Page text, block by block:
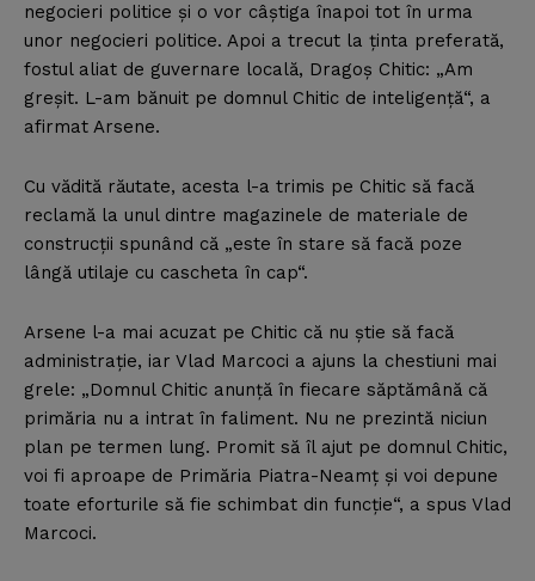
negocieri politice şi o vor câştiga înapoi tot în urma
unor negocieri politice. Apoi a trecut la ţinta preferată,
fostul aliat de guvernare locală, Dragoş Chitic: „Am
greşit. L-am bănuit pe domnul Chitic de inteligenţă“, a
afirmat Arsene.
Cu vădită răutate, acesta l-a trimis pe Chitic să facă
reclamă la unul dintre magazinele de materiale de
construcţii spunând că „este în stare să facă poze
lângă utilaje cu cascheta în cap“.
Arsene l-a mai acuzat pe Chitic că nu ştie să facă
administraţie, iar Vlad Marcoci a ajuns la chestiuni mai
grele: „Domnul Chitic anunţă în fiecare săptămână că
primăria nu a intrat în faliment. Nu ne prezintă niciun
plan pe termen lung. Promit să îl ajut pe domnul Chitic,
voi fi aproape de Primăria Piatra-Neamţ şi voi depune
toate eforturile să fie schimbat din funcţie“, a spus Vlad
Marcoci.